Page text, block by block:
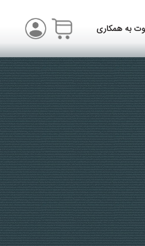
به همکاری